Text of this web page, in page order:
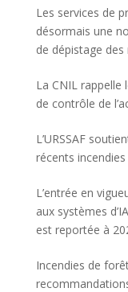
Les services de
désormais une
de dépistage
La CNIL rappelle
de contrôle de
L’URSSAF
récents incendies
L’entrée en
aux systèmes
est reportée à
Incendies de